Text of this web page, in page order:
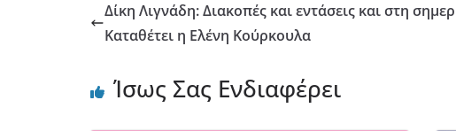
Δίκη Λιγνάδη: Διακοπές και εντάσεις και στη
Καταθέτει η Ελένη Κούρκουλα
Ίσως Σας Ενδιαφέρει